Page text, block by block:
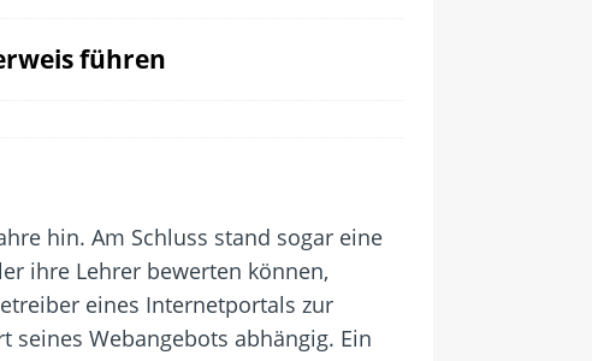
führen
hin. Am Schluss stand sogar eine
ihre Lehrer bewerten können,
eines Internetportals zur
Webangebots abhängig. Ein